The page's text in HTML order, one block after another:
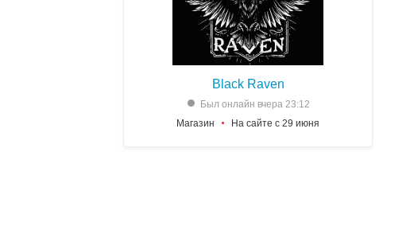
Black Raven
Был онлайн вчера 23:12
Магазин
На сайте с 29 июня